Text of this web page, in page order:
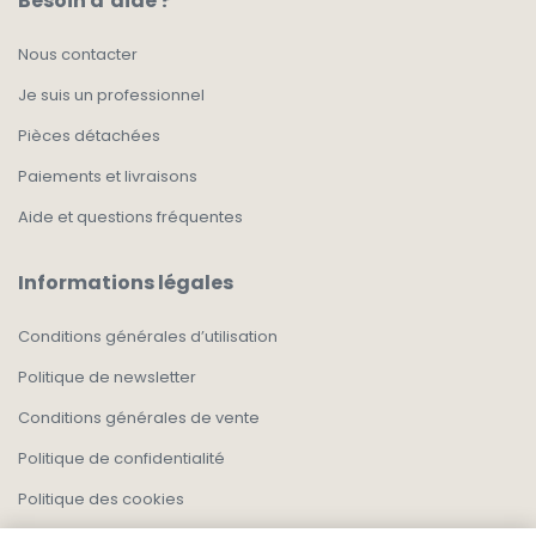
Nous contacter
Je suis un professionnel
Pièces détachées
Paiements et livraisons
Aide et questions fréquentes
Informations légales
Conditions générales d’utilisation
Politique de newsletter
Conditions générales de vente
Politique de confidentialité
Politique des cookies